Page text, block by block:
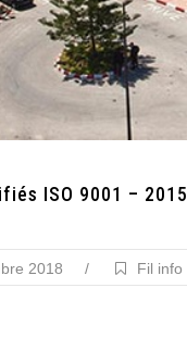
ISO 9001 – 2015
2018 / Fil info